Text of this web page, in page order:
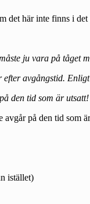
det här inte finns i det
ju vara på tåget
avgångstid.
den tid som är
avgår på den tid som
istället)